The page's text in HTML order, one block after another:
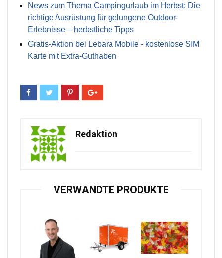
News zum Thema Campingurlaub im Herbst: Die
richtige Ausrüstung für gelungene Outdoor-
Erlebnisse – herbstliche Tipps
Gratis-Aktion bei Lebara Mobile - kostenlose SIM
Karte mit Extra-Guthaben
Redaktion
VERWANDTE PRODUKTE